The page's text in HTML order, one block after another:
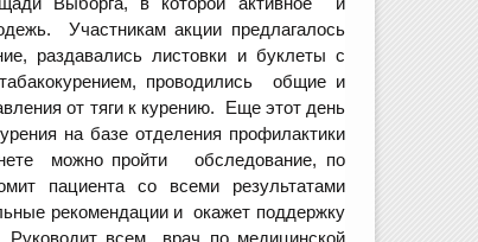
Участникам акции предлагалось
раздавались листовки и буклеты с
проводились общие и
от тяги к курению. Еще этот день
на базе отделения профилактики
можно пройти обследование, по
пациента со всеми результатами
рекомендации и окажет поддержку
всем врач по медицинской